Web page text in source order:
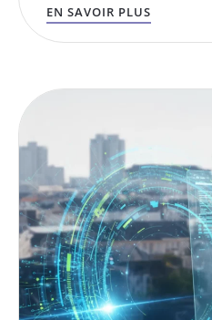
EN SAVOIR PLUS